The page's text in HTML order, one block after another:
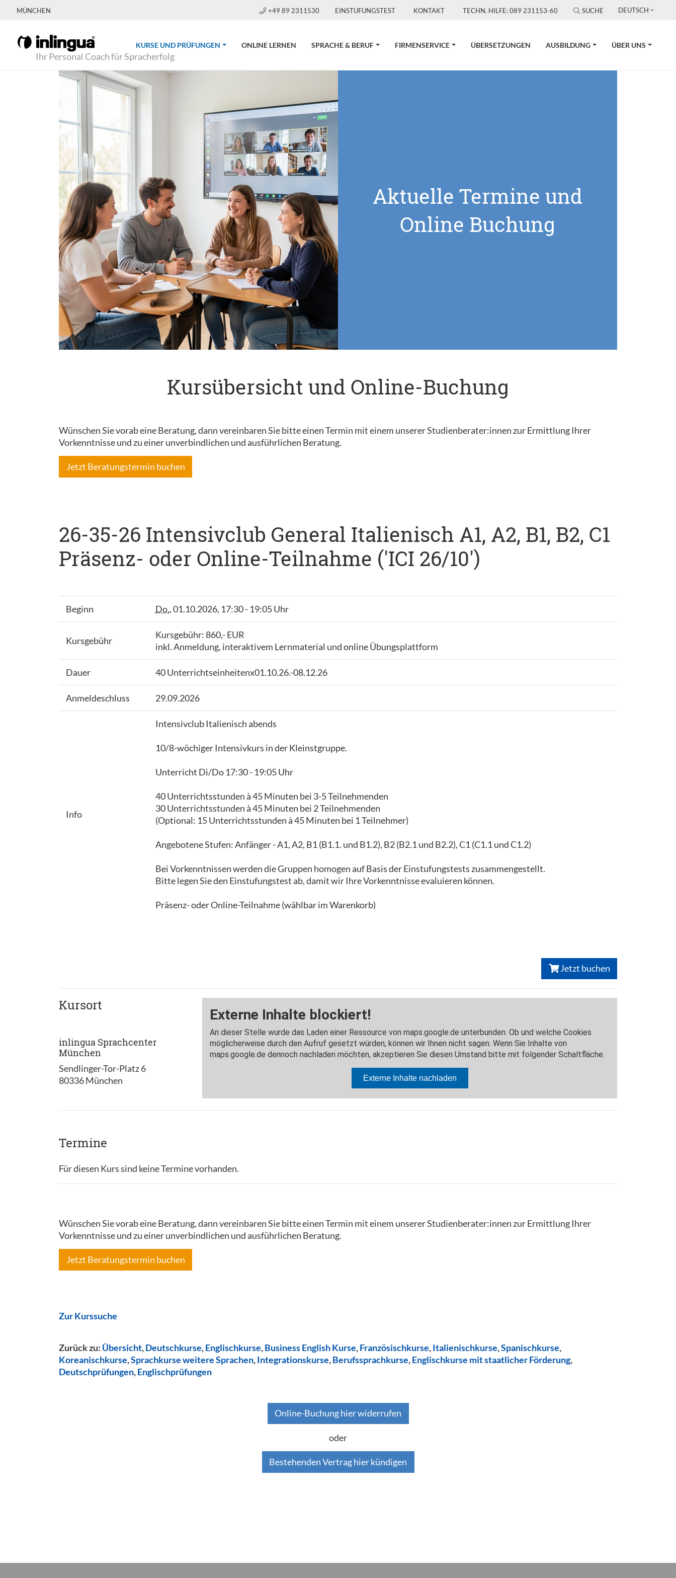
MÜNCHEN +49 89 2311530 EINSTUFUNGSTEST KONTAKT TECHN. HILFE: 089 231153-60 SUCHE DEUTSCH
Ihr Personal Coach für Spracherfolg
KURSE UND PRÜFUNGEN (CURRENT)ONLINE LERNEN SPRACHE & BERUF FIRMENSERVICE ÜBERSETZUNGEN AUSBILDUNG ÜBER UNS
Aktuelle Termine und
Online Buchung
Kursübersicht und Online-Buchung
Wünschen Sie vorab eine Beratung, dann vereinbaren Sie bitte einen Termin mit einem unserer Studienberater:innen zur Ermittlung Ihrer
Vorkenntnisse und zu einer unverbindlichen und ausführlichen Beratung.
Jetzt Beratungstermin buchen
26-35-26 Intensivclub General Italienisch A1, A2, B1, B2, C1
Präsenz- oder Online-Teilnahme ('ICI 26/10')
Beginn Do., 01.10.2026, 17:30 - 19:05 Uhr
Kursgebühr
Kursgebühr: 860,- EUR
inkl. Anmeldung, interaktivem Lernmaterial und online Übungsplattform
Dauer 40 Unterrichtseinheitenx01.10.26.-08.12.26
Anmeldeschluss 29.09.2026
Info
Intensivclub Italienisch abends
10/8-wöchiger Intensivkurs in der Kleinstgruppe.
Unterricht Di/Do 17:30 - 19:05 Uhr
40 Unterrichtsstunden à 45 Minuten bei 3-5 Teilnehmenden
30 Unterrichtsstunden à 45 Minuten bei 2 Teilnehmenden
(Optional: 15 Unterrichtsstunden à 45 Minuten bei 1 Teilnehmer)
Angebotene Stufen: Anfänger - A1, A2, B1 (B1.1. und B1.2), B2 (B2.1 und B2.2), C1 (C1.1 und C1.2)
Bei Vorkenntnissen werden die Gruppen homogen auf Basis der Einstufungstests zusammengestellt.
Bitte legen Sie den Einstufungstest ab, damit wir Ihre Vorkenntnisse evaluieren können.
Präsenz- oder Online-Teilnahme (wählbar im Warenkorb)
Jetzt buchen
Kursort
inlingua Sprachcenter
München
Sendlinger-Tor-Platz 6
80336 München
Termine
Für diesen Kurs sind keine Termine vorhanden.
Wünschen Sie vorab eine Beratung, dann vereinbaren Sie bitte einen Termin mit einem unserer Studienberater:innen zur Ermittlung Ihrer
Vorkenntnisse und zu einer unverbindlichen und ausführlichen Beratung.
Jetzt Beratungstermin buchen
Zur Kurssuche
Zurück zu: Übersicht,Deutschkurse,Englischkurse,Business English Kurse,Französischkurse,Italienischkurse,Spanischkurse,
Koreanischkurse,Sprachkurse weitere Sprachen,Integrationskurse,Berufssprachkurse,Englischkurse mit staatlicher Förderung,
Deutschprüfungen,Englischprüfungen
Online-Buchung hier widerrufen
oder
Bestehenden Vertrag hier kündigen